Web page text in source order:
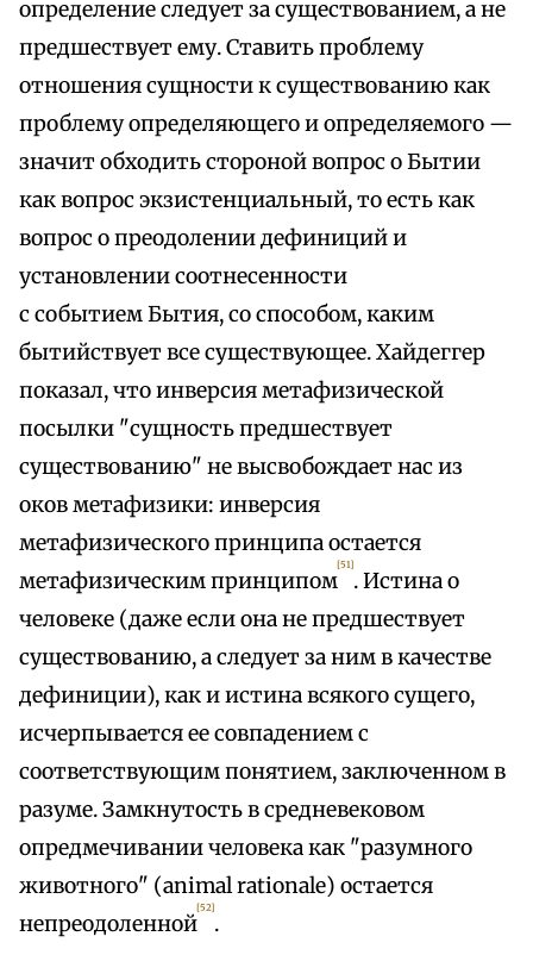
определение следует за существованием, а не
предшествует ему. Ставить проблему
отношения сущности к существованию как
проблему определяющего и определяемого —
значит обходить стороной вопрос о Бытии
как вопрос экзистенциальный, то есть как
вопрос о преодолении дефиниций и
установлении соотнесенности
с событием Бытия, со способом, каким
бытийствует все существующее. Хайдеггер
показал, что инверсия метафизической
посылки "сущность предшествует
существованию" не высвобождает нас из
оков метафизики: инверсия
метафизического принципа остается
метафизическим принципом
[51]
. Истина о
человеке (даже если она не предшествует
существованию, а следует за ним в качестве
дефиниции), как и истина всякого сущего,
исчерпывается ее совпадением с
соответствующим понятием, заключенном в
разуме. Замкнутость в средневековом
опредмечивании человека как "разумного
животного" (animal rationale) остается
непреодоленной
[52]
.